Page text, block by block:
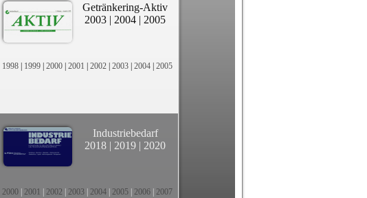
Getränkering-Aktiv
2003 | 2004 | 2005
1998 | 1999 | 2000 | 2001 | 2002 | 2003 | 2004 | 2005
Industriebedarf
2018 | 2019 | 2020
2000 2001 2002 2003 2004 2005 2006 2007